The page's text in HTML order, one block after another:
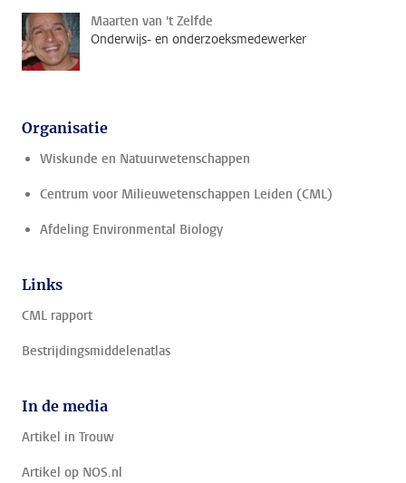
Maarten van 't Zelfde
Onderwijs- en onderzoeksmedewerker
Organisatie
Wiskunde en Natuurwetenschappen
Centrum voor Milieuwetenschappen Leiden (CML)
Afdeling Environmental Biology
Links
CML rapport
Bestrijdingsmiddelenatlas
In de media
Artikel in Trouw
Artikel op NOS.nl